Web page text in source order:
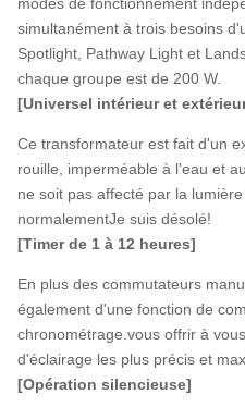
simultanément à trois besoins
Spotlight, Pathway Light et
chaque groupe est de 200 W.
[Universel intérieur et
Ce transformateur est fait d'un
rouille, imperméable à l'eau et
ne soit pas affecté par la
normalementJe suis désolé!
[Timer de 1 à 12 heures]
En plus des commutateurs
également d'une fonction de
chronométrage.vous offrir à
d'éclairage les plus précis et
[Opération silencieuse]